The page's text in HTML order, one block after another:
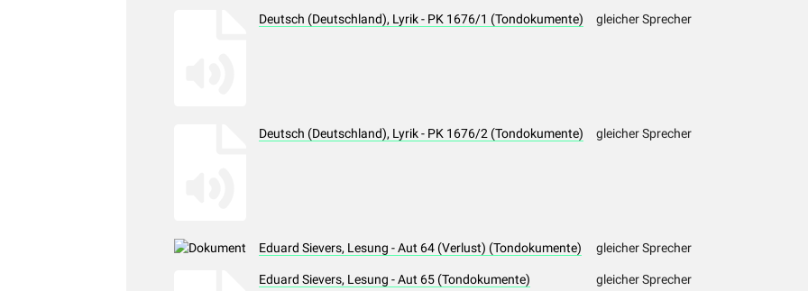
Deutsch (Deutschland), Lyrik - PK 1676/1 (Tondokumente) gleicher Sprecher
Deutsch (Deutschland), Lyrik - PK 1676/2 (Tondokumente) gleicher Sprecher
Eduard Sievers, Lesung - Aut 64 (Verlust) (Tondokumente) gleicher Sprecher
Eduard Sievers, Lesung - Aut 65 (Tondokumente) gleicher Sprecher